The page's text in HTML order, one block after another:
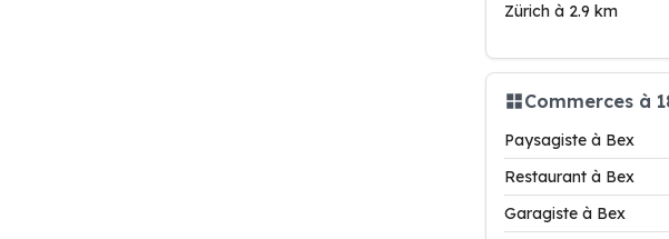
Zürich à 2.9 km
Commerces à
Paysagiste à Bex
Restaurant à Bex
Garagiste à Bex